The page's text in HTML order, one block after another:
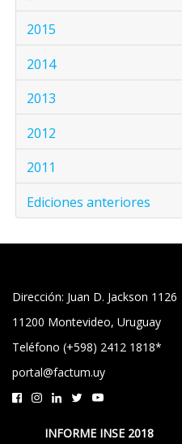
2015
2014
2013
2012
2011
Ediciones anteriores
Dirección: Juan D. Jackson 1126
11200 Montevideo, Uruguay
Teléfono (+598) 2412 1818*
portal@factum.uy
INFORME INSE 2018